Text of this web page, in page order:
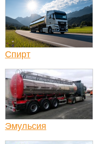
Спирт
Эмульсия